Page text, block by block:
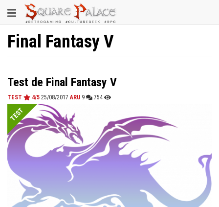
au
contenu
principal
Toggle
navigation
Final Fantasy V
Test de Final Fantasy V
TEST 4/5 25/08/2017 ARU 9 754